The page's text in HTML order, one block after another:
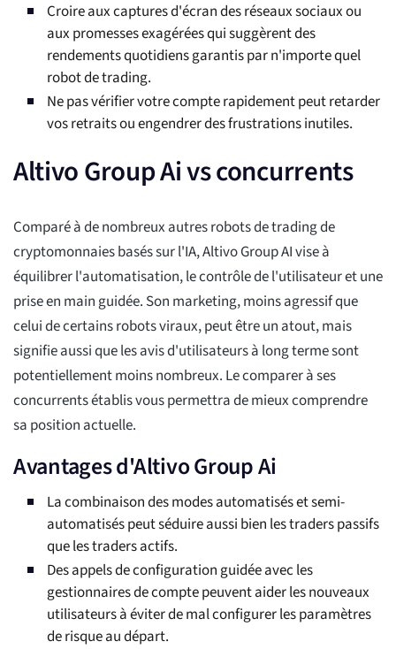
Croire aux captures d'écran des réseaux sociaux ou
aux promesses exagérées qui suggèrent des
rendements quotidiens garantis par n'importe quel
robot de trading.
Ne pas vérifier votre compte rapidement peut retarder
vos retraits ou engendrer des frustrations inutiles.
Altivo Group Ai vs concurrents
Comparé à de nombreux autres robots de trading de
cryptomonnaies basés sur l'IA, Altivo Group AI vise à
équilibrer l'automatisation, le contrôle de l'utilisateur et une
prise en main guidée. Son marketing, moins agressif que
celui de certains robots viraux, peut être un atout, mais
signifie aussi que les avis d'utilisateurs à long terme sont
potentiellement moins nombreux. Le comparer à ses
concurrents établis vous permettra de mieux comprendre
sa position actuelle.
Avantages d'Altivo Group Ai
La combinaison des modes automatisés et semi-
automatisés peut séduire aussi bien les traders passifs
que les traders actifs.
Des appels de configuration guidée avec les
gestionnaires de compte peuvent aider les nouveaux
utilisateurs à éviter de mal configurer les paramètres
de risque au départ.